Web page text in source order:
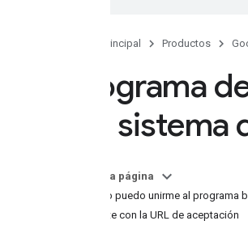
Página principal Productos
Programa
del
En esta página
¿Cómo puedo unirme al programa
Únete con la URL de aceptación